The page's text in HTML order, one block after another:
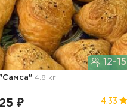
12-15
4.8 кг
₽ 4.33